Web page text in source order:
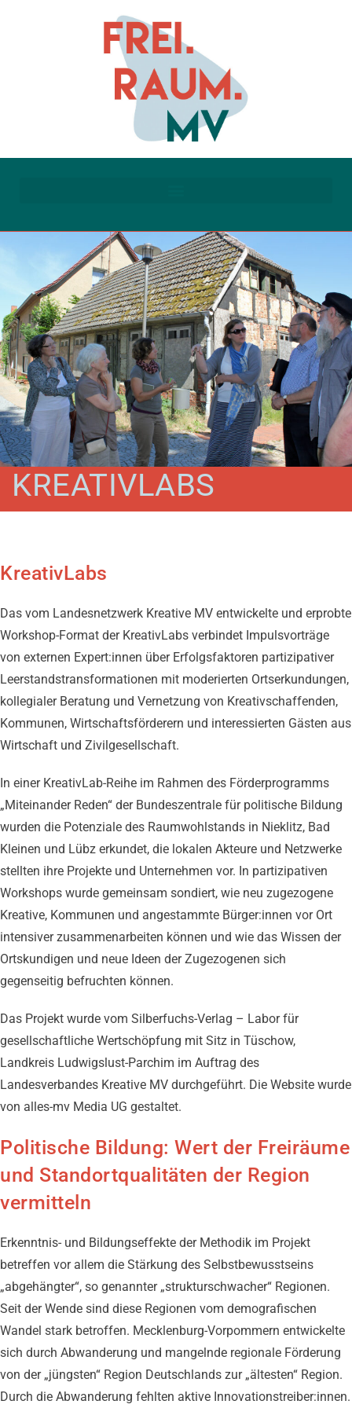
KREATIVLABS
KreativLabs
Das vom Landesnetzwerk Kreative MV entwickelte und erprobte
Workshop-Format der KreativLabs verbindet Impulsvorträge
von externen Expert:innen über Erfolgsfaktoren partizipativer
Leerstandstransformationen mit moderierten Ortserkundungen,
kollegialer Beratung und Vernetzung von Kreativschaffenden,
Kommunen, Wirtschaftsförderern und interessierten Gästen aus
Wirtschaft und Zivilgesellschaft.
In einer KreativLab-Reihe im Rahmen des Förderprogramms
„Miteinander Reden“ der Bundeszentrale für politische Bildung
wurden die Potenziale des Raumwohlstands in Nieklitz, Bad
Kleinen und Lübz erkundet, die lokalen Akteure und Netzwerke
stellten ihre Projekte und Unternehmen vor. In partizipativen
Workshops wurde gemeinsam sondiert, wie neu zugezogene
Kreative, Kommunen und angestammte Bürger:innen vor Ort
intensiver zusammenarbeiten können und wie das Wissen der
Ortskundigen und neue Ideen der Zugezogenen sich
gegenseitig befruchten können.
Das Projekt wurde vom Silberfuchs-Verlag – Labor für
gesellschaftliche Wertschöpfung mit Sitz in Tüschow,
Landkreis Ludwigslust-Parchim im Auftrag des
Landesverbandes Kreative MV durchgeführt. Die Website wurde
von alles-mv Media UG gestaltet.
Politische Bildung: Wert der Freiräume
und Standortqualitäten der Region
vermitteln
Erkenntnis- und Bildungseffekte der Methodik im Projekt
betreffen vor allem die Stärkung des Selbstbewusstseins
„abgehängter“, so genannter „strukturschwacher“ Regionen.
Seit der Wende sind diese Regionen vom demografischen
Wandel stark betroffen. Mecklenburg-Vorpommern entwickelte
sich durch Abwanderung und mangelnde regionale Förderung
von der „jüngsten“ Region Deutschlands zur „ältesten“ Region.
Durch die Abwanderung fehlten aktive Innovationstreiber:innen.